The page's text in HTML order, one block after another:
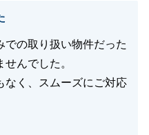
での取り扱い物件だった
んでした。
なく、スムーズにご対応